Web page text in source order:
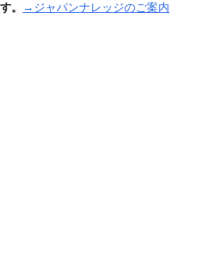
。 →ジャパンナレッジのご案内